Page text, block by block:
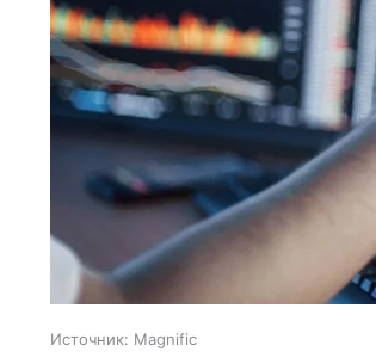
Источник: Magnific